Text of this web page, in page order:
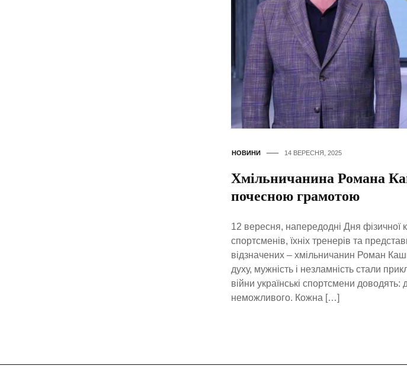
НОВИНИ 14 ВЕРЕСНЯ, 2025
Хмільничанина Романа
почесною грамотою
12 вересня, напередодні Дня фізичної
спортсменів, їхніх тренерів та
відзначених – хмільничанин Роман
духу, мужність і незламність стали
війни українські спортсмени доводять:
неможливого. Кожна […]